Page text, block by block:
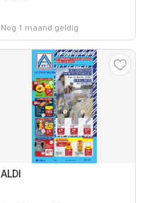
Nog 1 maand geldig
ALDI